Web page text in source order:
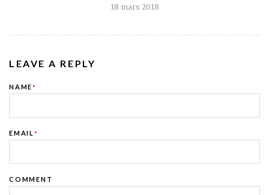
18 mars 2018
LEAVE A REPLY
NAME*
EMAIL *
COMMENT